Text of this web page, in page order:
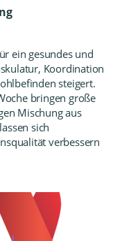
ein gesundes und
Koordination
steigert.
bringen große
Mischung aus
sich
verbessern